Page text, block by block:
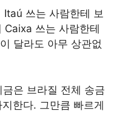
쓰는 사람한테 보
쓰는 사람한테
달라도 아무 상관없
은 브라질 전체 송금
한다. 그만큼 빠르게